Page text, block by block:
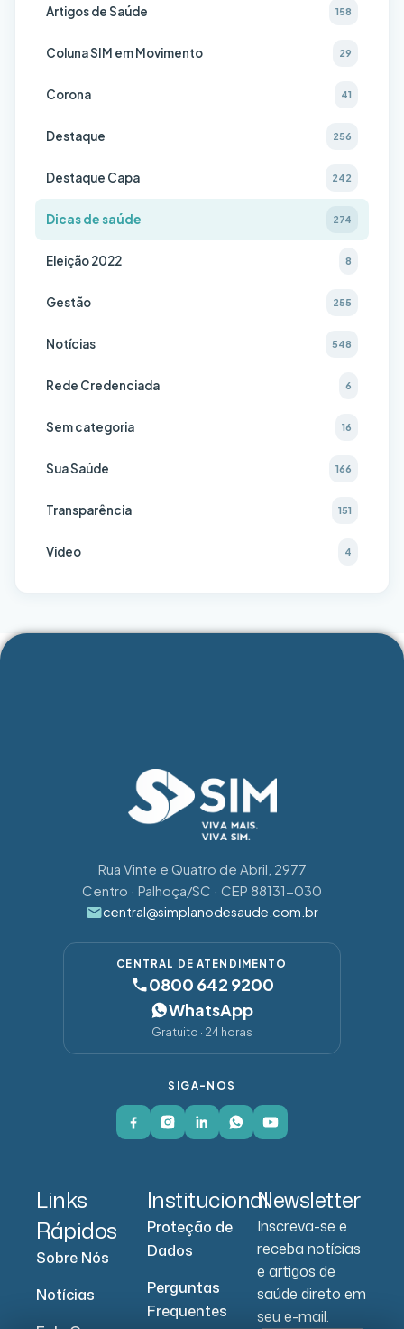
Artigos de Saúde 158
Coluna SIM em Movimento 29
Corona 41
Destaque 256
Destaque Capa 242
Dicas de saúde 274
Eleição 2022 8
Gestão 255
Notícias 548
Rede Credenciada 6
Sem categoria 16
Sua Saúde 166
Transparência 151
Video 4
Rua Vinte e Quatro de Abril, 2977
Centro · Palhoça/SC · CEP 88131-030
central@simplanodesaude.com.br
CENTRAL DE ATENDIMENTO
0800 642 9200
WhatsApp
Gratuito · 24 horas
SIGA-NOS
Links
Rápidos
Sobre Nós
Notícias
Institucional
Proteção de
Dados
Perguntas
Frequentes
Newsletter
Inscreva-se e
receba notícias
e artigos de
saúde direto em
seu e-mail.